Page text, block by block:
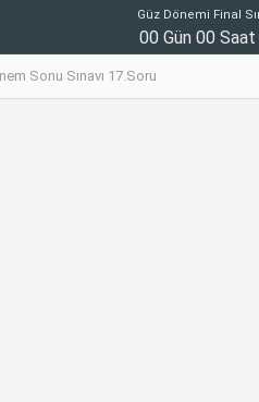
Güz Dönemi Final
00 Gün 00
Sonu Sınavı 17.Soru